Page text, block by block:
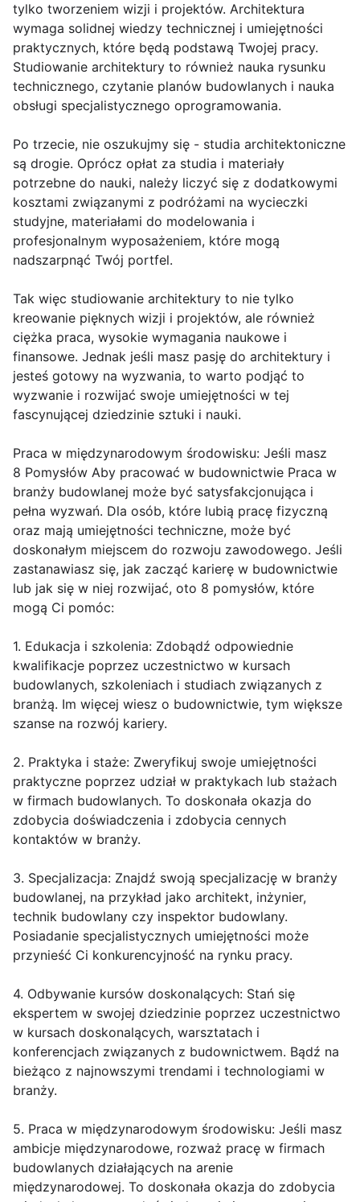
tylko tworzeniem wizji i projektów. Architektura
wymaga solidnej wiedzy technicznej i umiejętności
praktycznych, które będą podstawą Twojej pracy.
Studiowanie architektury to również nauka rysunku
technicznego, czytanie planów budowlanych i nauka
obsługi specjalistycznego oprogramowania.
Po trzecie, nie oszukujmy się - studia architektoniczne
są drogie. Oprócz opłat za studia i materiały
potrzebne do nauki, należy liczyć się z dodatkowymi
kosztami związanymi z podróżami na wycieczki
studyjne, materiałami do modelowania i
profesjonalnym wyposażeniem, które mogą
nadszarpnąć Twój portfel.
Tak więc studiowanie architektury to nie tylko
kreowanie pięknych wizji i projektów, ale również
ciężka praca, wysokie wymagania naukowe i
finansowe. Jednak jeśli masz pasję do architektury i
jesteś gotowy na wyzwania, to warto podjąć to
wyzwanie i rozwijać swoje umiejętności w tej
fascynującej dziedzinie sztuki i nauki.
Praca w międzynarodowym środowisku: Jeśli masz
8 Pomysłów Aby pracować w budownictwie Praca w
branży budowlanej może być satysfakcjonująca i
pełna wyzwań. Dla osób, które lubią pracę fizyczną
oraz mają umiejętności techniczne, może być
doskonałym miejscem do rozwoju zawodowego. Jeśli
zastanawiasz się, jak zacząć karierę w budownictwie
lub jak się w niej rozwijać, oto 8 pomysłów, które
mogą Ci pomóc:
1. Edukacja i szkolenia: Zdobądź odpowiednie
kwalifikacje poprzez uczestnictwo w kursach
budowlanych, szkoleniach i studiach związanych z
branżą. Im więcej wiesz o budownictwie, tym większe
szanse na rozwój kariery.
2. Praktyka i staże: Zweryfikuj swoje umiejętności
praktyczne poprzez udział w praktykach lub stażach
w firmach budowlanych. To doskonała okazja do
zdobycia doświadczenia i zdobycia cennych
kontaktów w branży.
3. Specjalizacja: Znajdź swoją specjalizację w branży
budowlanej, na przykład jako architekt, inżynier,
technik budowlany czy inspektor budowlany.
Posiadanie specjalistycznych umiejętności może
przynieść Ci konkurencyjność na rynku pracy.
4. Odbywanie kursów doskonalących: Stań się
ekspertem w swojej dziedzinie poprzez uczestnictwo
w kursach doskonalących, warsztatach i
konferencjach związanych z budownictwem. Bądź na
bieżąco z najnowszymi trendami i technologiami w
branży.
5. Praca w międzynarodowym środowisku: Jeśli masz
ambicje międzynarodowe, rozważ pracę w firmach
budowlanych działających na arenie
międzynarodowej. To doskonała okazja do zdobycia